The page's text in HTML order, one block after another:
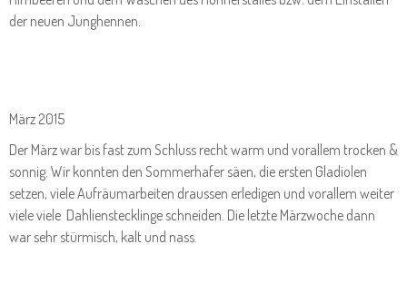
der neuen Junghennen.
März 2015
Der März war bis fast zum Schluss recht warm und vorallem trocken &
sonnig. Wir konnten den Sommerhafer säen, die ersten Gladiolen
setzen, viele Aufräumarbeiten draussen erledigen und vorallem weiter
viele viele Dahlienstecklinge schneiden. Die letzte Märzwoche dann
war sehr stürmisch, kalt und nass.